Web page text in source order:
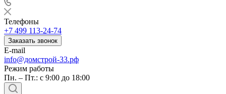
Телефоны
+7 499 113-24-74
Заказать звонок
E-mail
info@домстрой-33.рф
Режим работы
Пн. – Пт.: с 9:00 до 18:00